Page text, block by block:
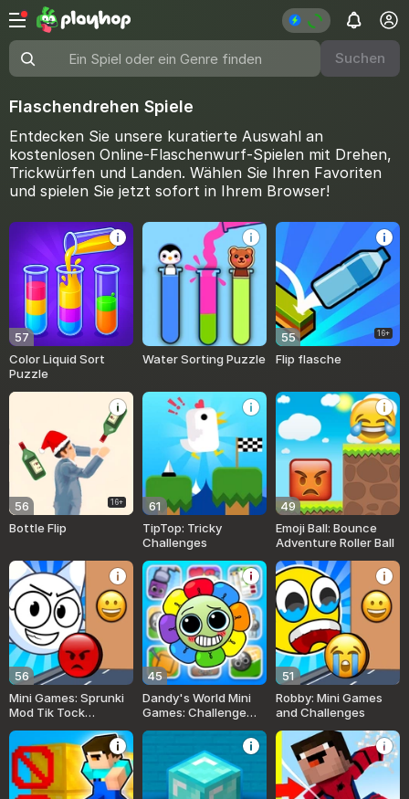
Ein Spiel oder ein Genre finden Suchen
Flaschendrehen Spiele
Entdecken Sie unsere kuratierte Auswahl an
kostenlosen Online-Flaschenwurf-Spielen mit Drehen,
Trickwürfen und Landen. Wählen Sie Ihren Favoriten
und spielen Sie jetzt sofort in Ihrem Browser!
57
Color Liquid Sort
Puzzle
Water Sorting Puzzle
55 16+
Flip flasche
56 16+
Bottle Flip
61
TipTop: Tricky
Challenges
49
Emoji Ball: Bounce
Adventure Roller Ball
56
Mini Games: Sprunki
Mod Tik Tock
45
Dandy's World Mini
Games: Challenge
51
Robby: Mini Games
and Challenges